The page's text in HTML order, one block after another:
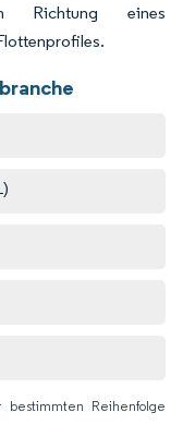
Richtung eines
bestimmten Reihenfolge